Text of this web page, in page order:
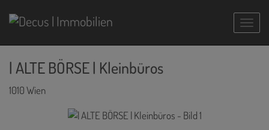
| ALTE BÖRSE | Kleinbüros
1010 Wien